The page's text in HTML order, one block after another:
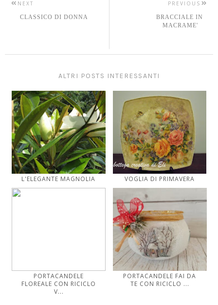
PREVIOUS
BRACCIALE IN
MACRAME'
NEXT
CLASSICO DI DONNA
ALTRI POSTS INTERESSANTI
L'ELEGANTE MAGNOLIA VOGLIA DI PRIMAVERA
PORTACANDELE
FLOREALE CON RICICLO
V...
PORTACANDELE FAI DA
TE CON RICICLO ...